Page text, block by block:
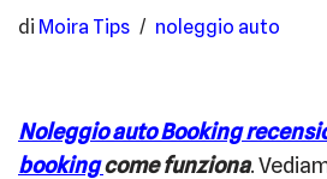
di Moira Tips noleggio auto
Noleggio auto Booking
bookingcome funziona.